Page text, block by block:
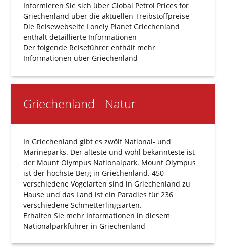
Informieren Sie sich überGlobal Petrol Prices for
Griechenland über die aktuellen Treibstoffpreise
Die Reisewebseite Lonely Planet Griechenland
enthält detaillierte Informationen
Der folgende Reiseführer enthält mehr
Informationen über Griechenland
Griechenland - Natur
In Griechenland gibt es zwölf National- und
Marineparks. Der älteste und wohl bekannteste ist
der Mount Olympus Nationalpark. Mount Olympus
ist der höchste Berg in Griechenland. 450
verschiedene Vogelarten sind in Griechenland zu
Hause und das Land ist ein Paradies für 236
verschiedene Schmetterlingsarten.
Erhalten Sie mehr Informationen in diesem
Nationalparkführer in Griechenland